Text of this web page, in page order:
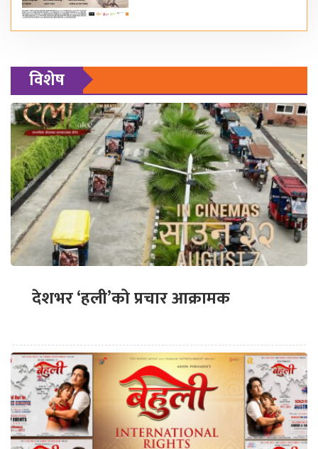
विशेष
देशभर ‘हली’को प्रचार आक्रामक